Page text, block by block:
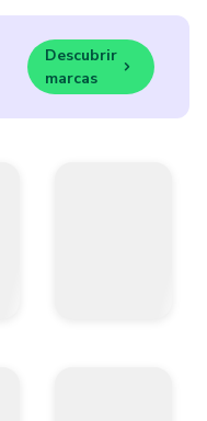
Descubrir
marcas